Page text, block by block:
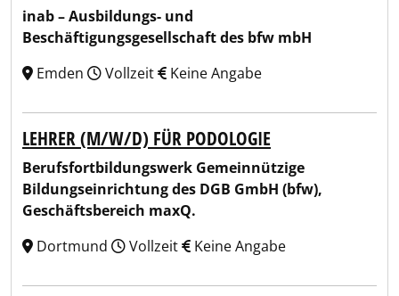
inab – Ausbildungs- und
Beschäftigungsgesellschaft des bfw mbH
Emden
Vollzeit Keine Angabe
LEHRER (M/W/D) FÜR PODOLOGIE
Berufsfortbildungswerk Gemeinnützige
Bildungseinrichtung des DGB GmbH (bfw),
Geschäftsbereich maxQ.
Dortmund
Vollzeit Keine Angabe